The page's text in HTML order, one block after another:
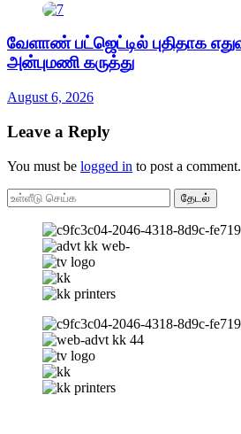
வேளாண் பட்ஜெட்டில் புதிதாக
அன்புமணி கருத்து
August 6, 2026
Leave a Reply
You must be logged in to post a comment.
தேடல்